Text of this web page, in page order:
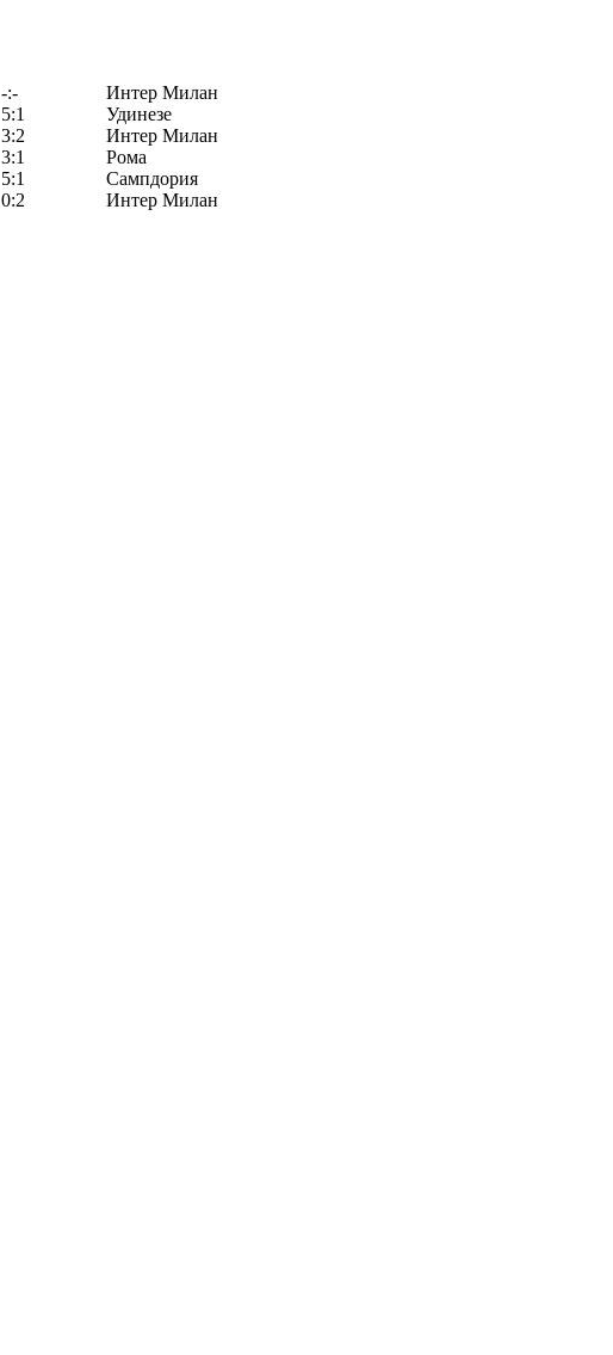
-:-
Интер Милан
5:1
Удинезе
3:2
Интер Милан
3:1
Рома
5:1
Сампдория
0:2
Интер Милан